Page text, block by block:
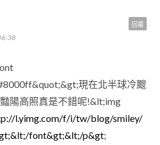
現在北半球冷颼
陽高照真是不錯呢!&lt;img
l.yimg.com/f/i/tw/blog/smiley/
font&gt;&lt;/p&gt;
回覆